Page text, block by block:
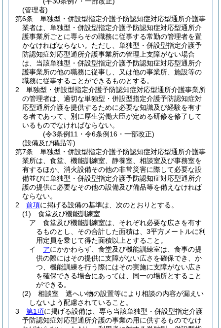
(管理者)
第6条
単独型・併設型指定介護予防認知症対応型通所介護事
業者は、単独型・併設型指定介護予防認知症対応型通所介
護事業所ごとに専らその職務に従事する常勤の管理者を置
かなければならない。 ただし、単独型・併設型指定介護予
防認知症対応型通所介護事業所の管理上支障がない場合
は、当該単独型・併設型指定介護予防認知症対応型通所介
護事業所の他の職務に従事し、又は他の事業所、施設等の
職務に従事することができるものとする。
2
単独型・併設型指定介護予防認知症対応型通所介護事業所
の管理者は、適切な単独型・併設型指定介護予防認知症対
応型通所介護を提供するために必要な知識及び経験を有す
る者であって、別に厚生労働大臣が定める研修を修了して
いるものでなければならない。
(令3条例11・令6条例16・一部改正)
(設備及び備品等)
第7条
単独型・併設型指定介護予防認知症対応型通所介護事
業所は、食堂、機能訓練室、静養室、相談室及び事務室を
有するほか、消火設備その他の非常災害に際して必要な設
備並びに単独型・併設型指定介護予防認知症対応型通所介
護の提供に必要なその他の設備及び備品等を備えなければ
ならない。
2
前項に掲げる設備の基準は、次のとおりとする。
(1)
食堂及び機能訓練室
ア
食堂及び機能訓練室は、それぞれ必要な広さを有す
るものとし、その合計した面積は、3平方メートルに利
用定員を乗じて得た面積以上とすること。
イ
アにかかわらず、食堂及び機能訓練室は、食事の提
供の際にはその提供に支障がない広さを確保でき、か
つ、機能訓練を行う際にはその実施に支障がない広さ
を確保できる場合にあっては、同一の場所とすること
ができる。
(2)
相談室 遮へい物の設置等により相談の内容が漏えい
しないよう配慮されていること。
3
第1項に掲げる設備は、専ら当該単独型・併設型指定介護
予防認知症対応型通所介護の事業の用に供するものでなけ